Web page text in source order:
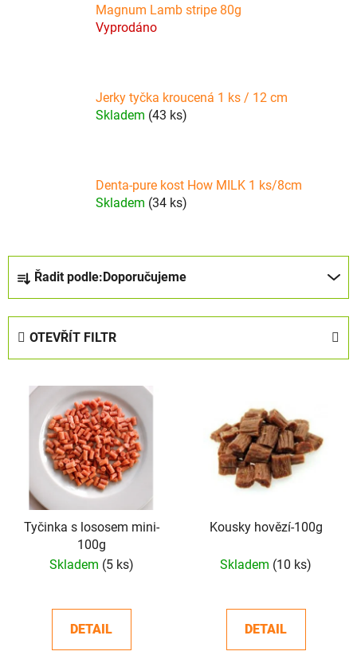
Magnum Lamb stripe 80g
Vyprodáno
Jerky tyčka kroucená 1 ks / 12 cm
Skladem (43 ks)
Denta-pure kost How MILK 1 ks/8cm
Skladem (34 ks)
Ř
a
z
e
n
Řadit podle: Doporučujeme
OTEVŘÍT FILTR
Tyčinka s lososem mini-
100g
Skladem (5 ks)
DETAIL
Kousky hovězí-100g
Skladem (10 ks)
DETAIL